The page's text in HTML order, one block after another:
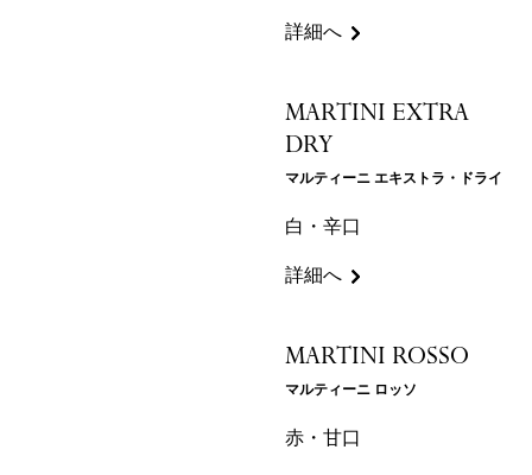
詳細へ
MARTINI EXTRA
DRY
マルティーニ エキストラ・ドライ
白・辛口
詳細へ
MARTINI ROSSO
マルティーニ ロッソ
赤・甘口